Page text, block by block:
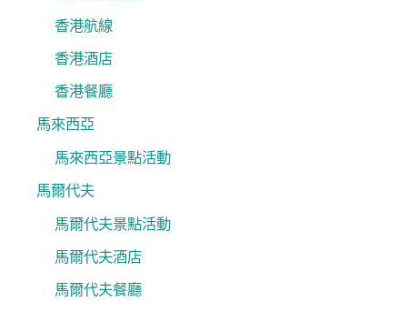
香港航線
香港酒店
香港餐廳
馬來西亞
馬來西亞景點活動
馬爾代夫
馬爾代夫景點活動
馬爾代夫酒店
馬爾代夫餐廳